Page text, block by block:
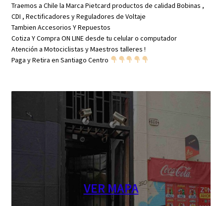
Traemos a Chile la Marca Pietcard productos de calidad Bobinas ,
CDI , Rectificadores y Reguladores de Voltaje
Tambien Accesorios Y Repuestos
Cotiza Y Compra ON LINE desde tu celular o computador
Atención a Motociclistas y Maestros talleres !
Paga y Retira en Santiago Centro
VER MAPA